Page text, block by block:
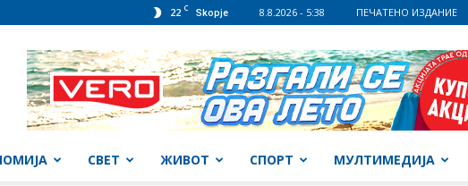
22 C Skopje 8.8.2026 - 5:38 ПЕЧАТЕНО ИЗДАНИЕ
СВЕТ ЖИВОТ СПОРТ МУЛТИМЕДИЈА